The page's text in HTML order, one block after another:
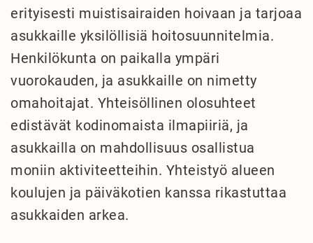
erityisesti muistisairaiden hoivaan ja tarjoaa
asukkaille yksilöllisiä hoitosuunnitelmia.
Henkilökunta on paikalla ympäri
vuorokauden, ja asukkaille on nimetty
omahoitajat. Yhteisöllinen olosuhteet
edistävät kodinomaista ilmapiiriä, ja
asukkailla on mahdollisuus osallistua
moniin aktiviteetteihin. Yhteistyö alueen
koulujen ja päiväkotien kanssa rikastuttaa
asukkaiden arkea.